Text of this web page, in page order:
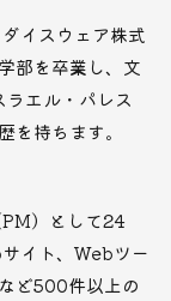
イスウェア株式
部を卒業し、文
エル・パレス
を持ちます。
）として24
イト、Webツー
ど500件以上の